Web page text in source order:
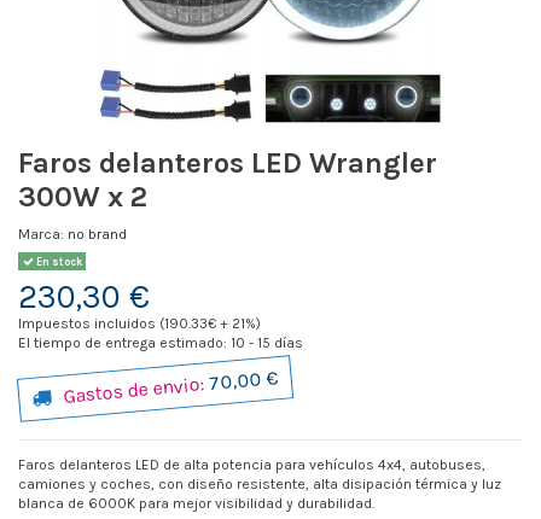
Faros delanteros LED Wrangler
300W x 2
Marca: no brand
En stock
230,30 €
Impuestos incluidos (190.33€ + 21%)
El tiempo de entrega estimado: 10 - 15 días
Gastos de envio:70,00 €
Faros delanteros LED de alta potencia para vehículos 4x4, autobuses,
camiones y coches, con diseño resistente, alta disipación térmica y luz
blanca de 6000K para mejor visibilidad y durabilidad.